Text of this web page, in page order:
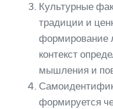
Культурные
традиции и
формирование
контекст
мышления и
формируется